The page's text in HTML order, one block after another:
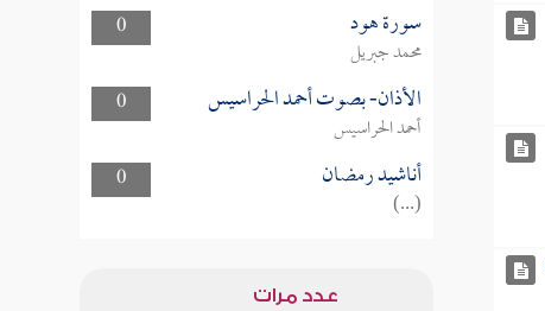
0
سورة هود
محمد جبريل
0
الأذان- بصوت أحمد الحراسيس
أحمد الحراسيس
0
أناشيد رمضان
(...)
عدد مرات